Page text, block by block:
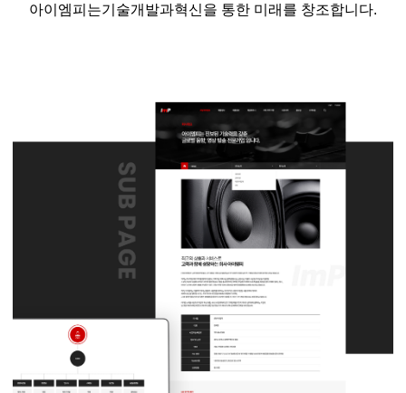
아이엠피는기술개발과혁신을 통한 미래를 창조합니다.